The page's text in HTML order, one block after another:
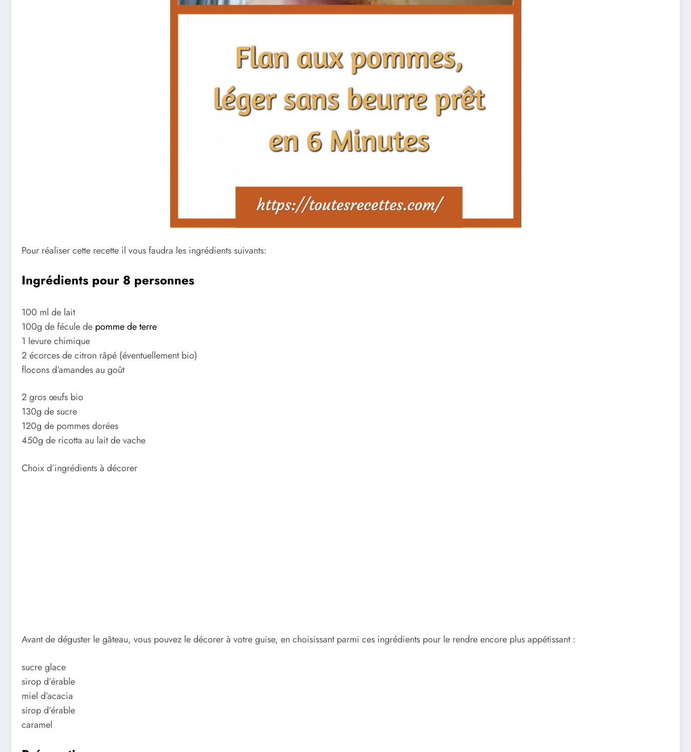
Pour réaliser cette recette il vous faudra les ingrédients suivants:
Ingrédients pour 8 personnes
100 ml de lait
100g de fécule de pomme de terre
1 levure chimique
2 écorces de citron râpé (éventuellement bio)
flocons d’amandes au goût
2 gros œufs bio
130g de sucre
120g de pommes dorées
450g de ricotta au lait de vache
Choix d’ingrédients à décorer
Avant de déguster le gâteau, vous pouvez le décorer à votre guise, en choisissant parmi ces ingrédients pour le rendre encore plus appétissant :
sucre glace
sirop d’érable
miel d’acacia
sirop d’érable
caramel